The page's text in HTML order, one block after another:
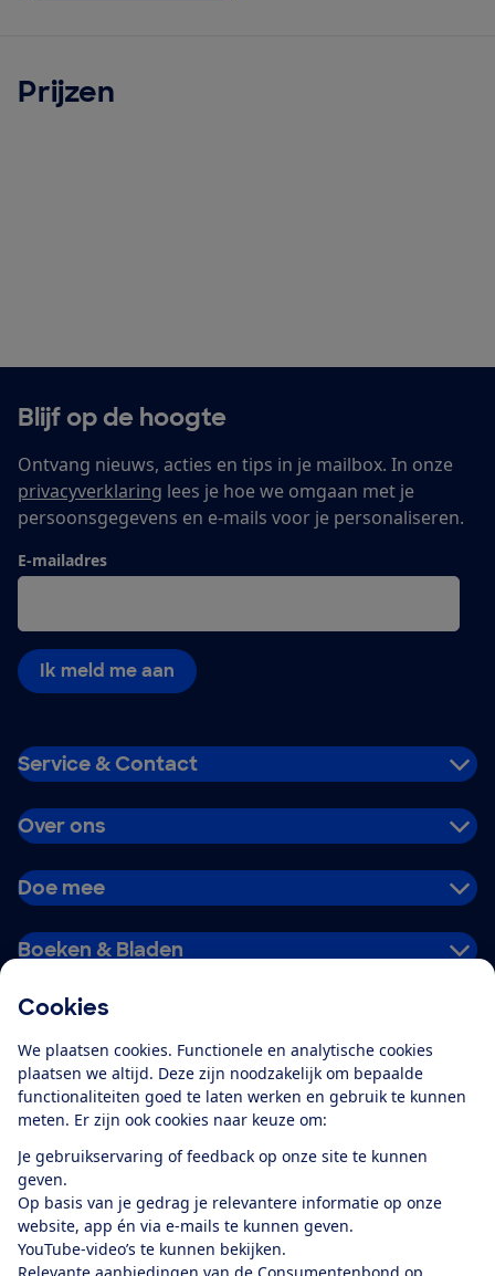
Cookies
We plaatsen cookies. Functionele en analytische cookies
plaatsen we altijd. Deze zijn noodzakelijk om bepaalde
functionaliteiten goed te laten werken en gebruik te kunnen
meten. Er zijn ook cookies naar keuze om:
Je gebruikservaring of feedback op onze site te kunnen
geven.
Op basis van je gedrag je relevantere informatie op onze
website, app én via e-mails te kunnen geven.
YouTube-video’s te kunnen bekijken.
Prijzen
Blijf op de hoogte
Ontvang nieuws, acties en tips in je mailbox. In onze
privacyverklaring lees je hoe we omgaan met je
persoonsgegevens en e-mails voor je personaliseren.
E-mailadres
Ik meld me aan
Service & Contact
Over ons
Doe mee
Boeken & Bladen
Alles over de
app
Algemene Voorwaarden
Privacyverklaring
Cookiebeleid
Privacyvoorkeuren